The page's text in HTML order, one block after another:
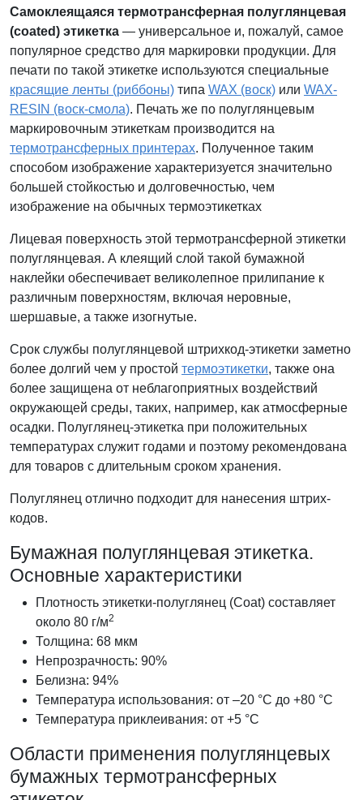
Самоклеящаяся термотрансферная полуглянцевая
(coated) этикетка — универсальное и, пожалуй, самое
популярное средство для маркировки продукции. Для
печати по такой этикетке используются специальные
красящие ленты (риббоны) типа WAX (воск) или WAX-
RESIN (воск-смола). Печать же по полуглянцевым
маркировочным этикеткам производится на
термотрансферных принтерах. Полученное таким
способом изображение характеризуется значительно
большей стойкостью и долговечностью, чем
изображение на обычных термоэтикетках
Лицевая поверхность этой термотрансферной этикетки
полуглянцевая. А клеящий слой такой бумажной
наклейки обеспечивает великолепное прилипание к
различным поверхностям, включая неровные,
шершавые, а также изогнутые.
Срок службы полуглянцевой штрихкод-этикетки заметно
более долгий чем у простой термоэтикетки, также она
более защищена от неблагоприятных воздействий
окружающей среды, таких, например, как атмосферные
осадки. Полуглянец-этикетка при положительных
температурах служит годами и поэтому рекомендована
для товаров с длительным сроком хранения.
Полуглянец отлично подходит для нанесения штрих-
кодов.
Бумажная полуглянцевая этикетка.
Основные характеристики
Плотность этикетки-полуглянец (Coat) составляет
около 80 г/м2
Толщина: 68 мкм
Непрозрачность: 90%
Белизна: 94%
Температура использования: от –20 °C до +80 °C
Температура приклеивания: от +5 °C
Области применения полуглянцевых
бумажных термотрансферных